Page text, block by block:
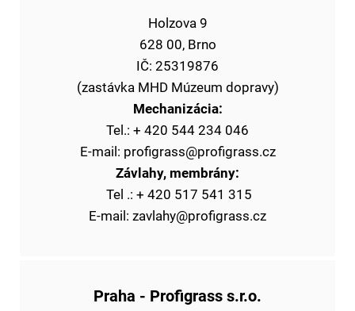
Holzova 9
628 00, Brno
IČ: 25319876
(zastávka MHD Múzeum dopravy)
Mechanizácia:
Tel.: + 420 544 234 046
E-mail: profigrass@profigrass.cz
Závlahy, membrány:
​ Tel .: + 420 517 541 315
E-mail: zavlahy@profigrass.cz
Praha - Profigrass s.r.o.